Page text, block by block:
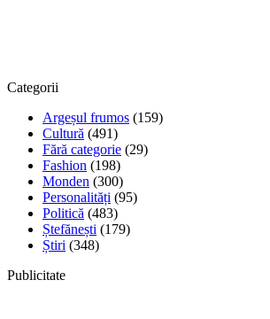
Categorii
Argeșul frumos (159)
Cultură (491)
Fără categorie (29)
Fashion (198)
Monden (300)
Personalități (95)
Politică (483)
Ștefănești (179)
Știri (348)
Publicitate